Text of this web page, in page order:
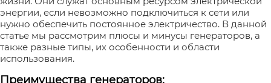
энергии, если невозможно подключиться к сети или
нужно обеспечить постоянное электричество. В данной
статье мы рассмотрим плюсы и минусы генераторов, а
также разные типы, их особенности и области
использования.
Преимущества генераторов: